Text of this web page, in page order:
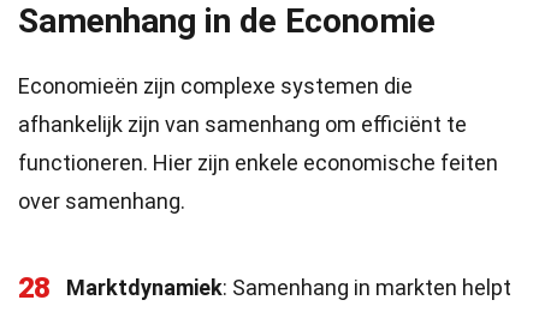
Samenhang in de Economie
Economieën zijn complexe systemen die
afhankelijk zijn van samenhang om efficiënt te
functioneren. Hier zijn enkele economische feiten
over samenhang.
28 Marktdynamiek: Samenhang in markten helpt